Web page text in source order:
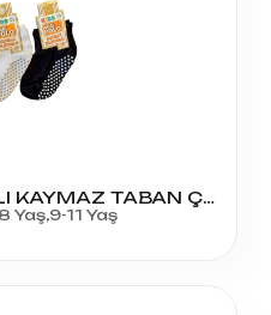
Ç-47 YENİ ABS BASKILI KAYMAZ TABAN ÇOCUK
Yaş,9-11 Yaş